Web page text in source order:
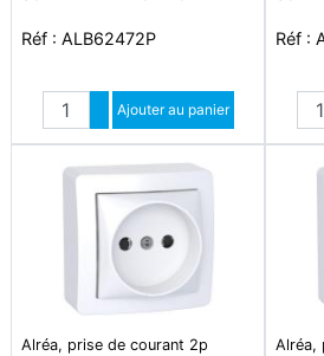
Réf : ALB62472P
Quantité
Augmenter quantité
Diminuer quantité
Ajouter au panier
Réf :
Alréa, prise de courant 2p
Alréa,